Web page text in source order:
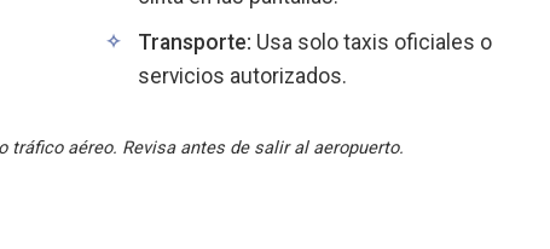
Transporte: Usa solo taxis oficiales o
servicios autorizados.
aéreo. Revisa antes de salir al aeropuerto.